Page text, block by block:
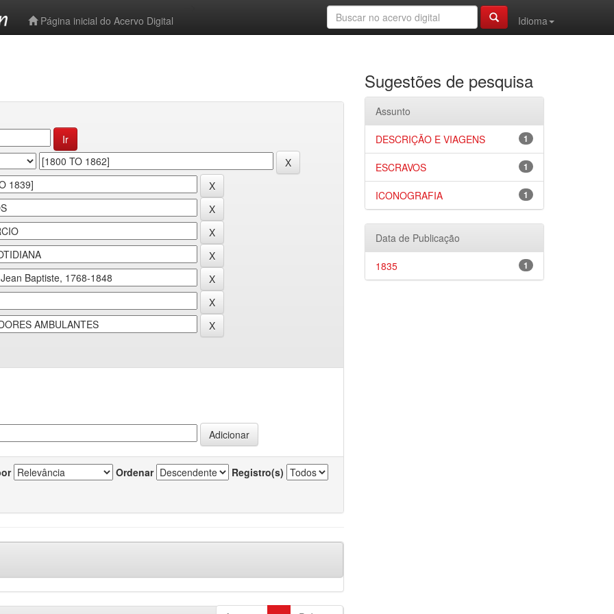
Página inicial do Acervo Digital
Idioma
Ordenar Registro(s)
Sugestões de pesquisa
Assunto
1
DESCRIÇÃO E VIAGENS
1
ESCRAVOS
1
ICONOGRAFIA
Data de Publicação
1
1835